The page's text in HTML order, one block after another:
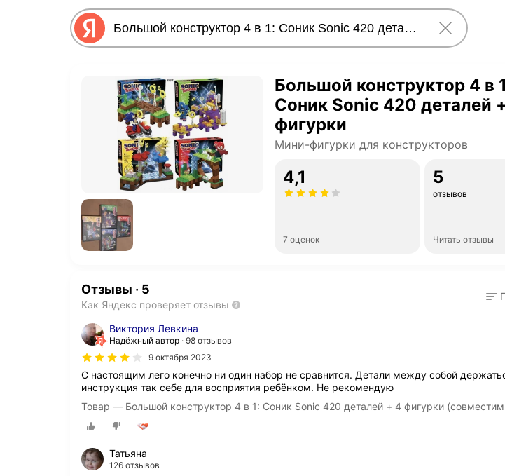
Большой конструктор 4 в
Соник Sonic 420 деталей
фигурки
Мини-фигурки для конструкторов
4,1
7 оценок
5
отзывов
Читать отзывы
Отзывы · 5
Как Яндекс проверяет отзывы
Виктория Левкина
Надёжный автор 98 отзывов
9 октября 2023
С настоящим лего конечно ни один набор не сравнится. Детали между собой
инструкция так себе для восприятия ребёнком. Не рекомендую
Товар — Большой конструктор 4 в 1: Соник Sonic 420 деталей + 4 фигурки (совместим
Татьяна
126 отзывов